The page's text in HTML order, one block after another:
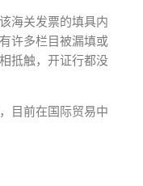
海关发票的填具内
许多栏目被漏填或
抵触，开证行都没
目前在国际贸易中